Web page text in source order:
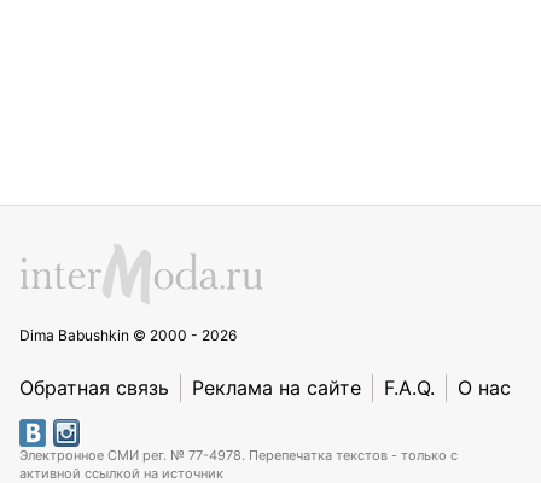
Dima Babushkin © 2000 - 2026
Обратная связь Реклама на сайте F.A.Q. О нас
Электронное СМИ рег. № 77-4978. Перепечатка текстов - только с
активной ссылкой на источник